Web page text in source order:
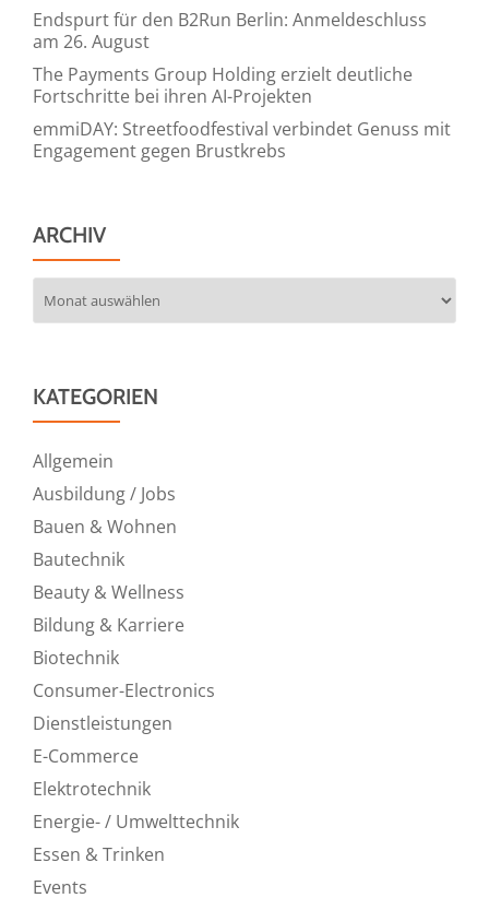
Endspurt für den B2Run Berlin: Anmeldeschluss
am 26. August
The Payments Group Holding erzielt deutliche
Fortschritte bei ihren AI-Projekten
emmiDAY: Streetfoodfestival verbindet Genuss mit
Engagement gegen Brustkrebs
ARCHIV
KATEGORIEN
Allgemein
Ausbildung / Jobs
Bauen & Wohnen
Bautechnik
Beauty & Wellness
Bildung & Karriere
Biotechnik
Consumer-Electronics
Dienstleistungen
E-Commerce
Elektrotechnik
Energie- / Umwelttechnik
Essen & Trinken
Events